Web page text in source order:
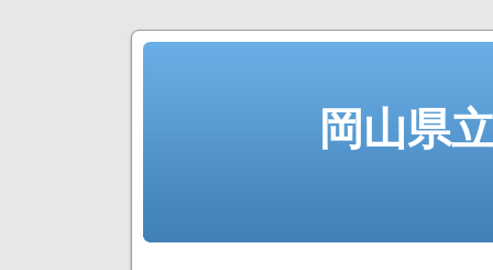
岡山県